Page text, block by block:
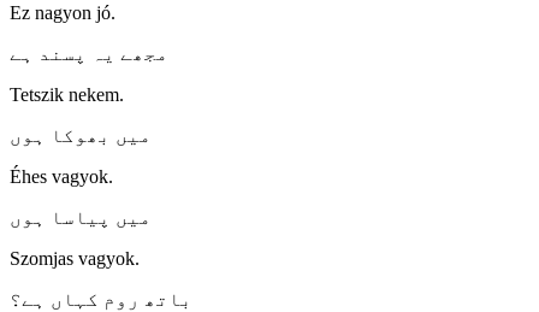
Ez nagyon jó.
مجھے یہ پسند ہے
Tetszik nekem.
میں بھوکا ہوں
Éhes vagyok.
میں پیاسا ہوں
Szomjas vagyok.
باتھ روم کہاں ہے؟